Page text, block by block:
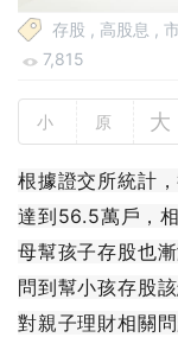
存股 , 高股息 ,
7,815
小 原 大
根據證交所統計
達到56.5萬戶，
母幫孩子存股也
問到幫小孩存股
對親子理財相關